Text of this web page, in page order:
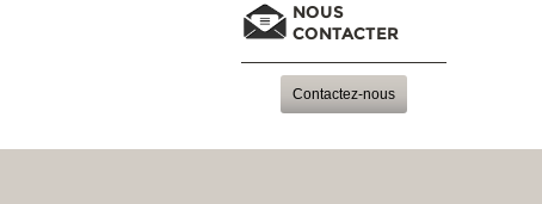
NOUS
CONTACTER
Contactez-nous